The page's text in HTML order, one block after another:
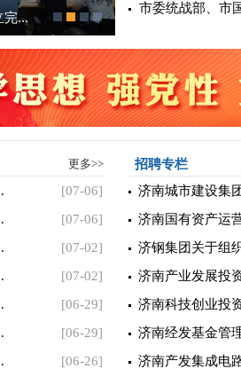
完... 2026年市属企业
市委统战部、市
更多>>
[07-06]
[07-06]
[07-02]
[07-02]
[06-29]
[06-29]
[06-26]
招聘专栏
济南城市建设集
济南国有资产运
济钢集团关于组
济南产业发展投
济南科技创业投
济南经发基金管
济南产发集成电